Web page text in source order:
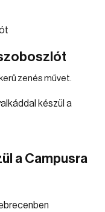
zenés művet.
a Campusra